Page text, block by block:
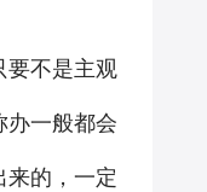
要不是主观
办一般都会
来的，一定